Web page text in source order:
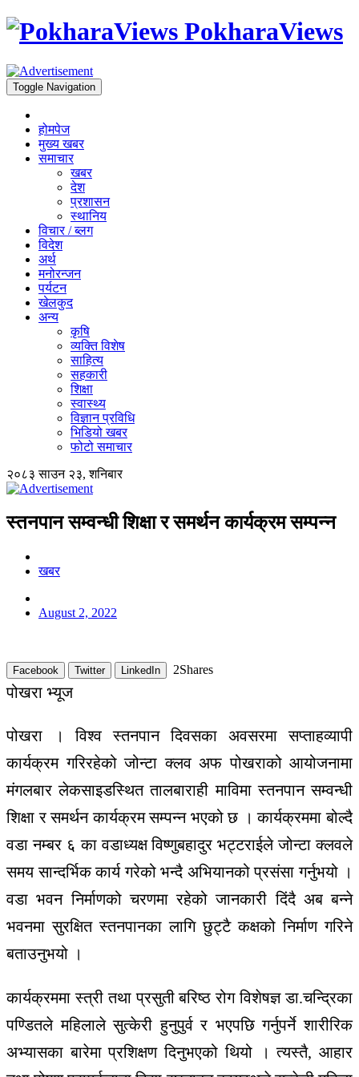
PokharaViews
Toggle Navigation
होमपेज
मुख्य खबर
समाचार
खबर
देश
प्रशासन
स्थानिय
विचार / ब्लग
विदेश
अर्थ
मनोरन्जन
पर्यटन
खेलकुद
अन्य
कृषि
व्यक्ति विशेष
साहित्य
सहकारी
शिक्षा
स्वास्थ्य
विज्ञान प्रविधि
भिडियो खबर
फोटो समाचार
२०८३ साउन २३, शनिबार
स्तनपान सम्वन्धी शिक्षा र समर्थन कार्यक्रम सम्पन्न
खबर
August 2, 2022
Facebook Twitter LinkedIn 2Shares
पोखरा भ्यूज
पोखरा । विश्व स्तनपान दिवसका अवसरमा सप्ताहव्यापी
कार्यक्रम गरिरहेको जोन्टा क्लव अफ पोखराको आयोजनामा
मंगलबार लेकसाइडस्थित तालबाराही माविमा स्तनपान सम्वन्धी
शिक्षा र समर्थन कार्यक्रम सम्पन्न भएको छ । कार्यक्रममा बोल्दै
वडा नम्बर ६ का वडाध्यक्ष विष्णुबहादुर भट्टराईले जोन्टा क्लवले
समय सान्दर्भिक कार्य गरेको भन्दै अभियानको प्रसंसा गर्नुभयो ।
वडा भवन निर्माणको चरणमा रहेको जानकारी दिंदै अब बन्ने
भवनमा सुरक्षित स्तनपानका लागि छुट्टै कक्षको निर्माण गरिने
बताउनुभयो ।
कार्यक्रममा स्त्री तथा प्रसुती बरिष्ठ रोग विशेषज्ञ डा.चन्द्रिका
पण्डितले महिलाले सुत्केरी हुनुपुर्व र भएपछि गर्नुपर्ने शारीरिक
अभ्यासका बारेमा प्रशिक्षण दिनुभएको थियो । त्यस्तै, आहार